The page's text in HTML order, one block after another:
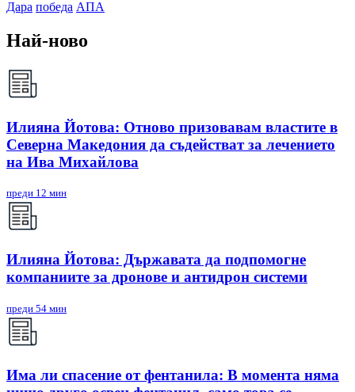
Дара победа АПА
Най-ново
Илияна Йотова: Отново призовавам властите в
Северна Македония да съдействат за лечението
на Ива Михайлова
преди 12 мин
Илияна Йотова: Държавата да подпомогне
компаниите за дронове и антидрон системи
преди 54 мин
Има ли спасение от фентанила: В момента няма